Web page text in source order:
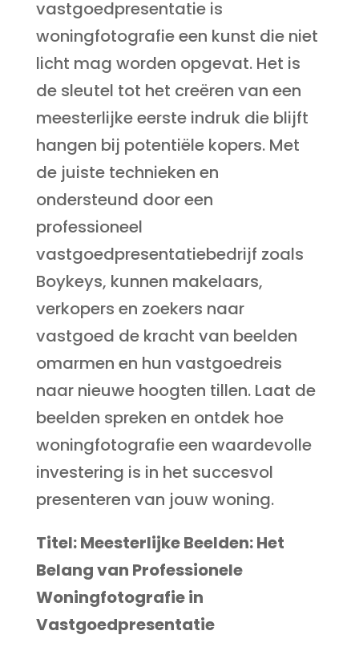
vastgoedpresentatie is
woningfotografie een kunst die niet
licht mag worden opgevat. Het is
de sleutel tot het creëren van een
meesterlijke eerste indruk die blijft
hangen bij potentiële kopers. Met
de juiste technieken en
ondersteund door een
professioneel
vastgoedpresentatiebedrijf zoals
Boykeys, kunnen makelaars,
verkopers en zoekers naar
vastgoed de kracht van beelden
omarmen en hun vastgoedreis
naar nieuwe hoogten tillen. Laat de
beelden spreken en ontdek hoe
woningfotografie een waardevolle
investering is in het succesvol
presenteren van jouw woning.
Titel: Meesterlijke Beelden: Het
Belang van Professionele
Woningfotografie in
Vastgoedpresentatie